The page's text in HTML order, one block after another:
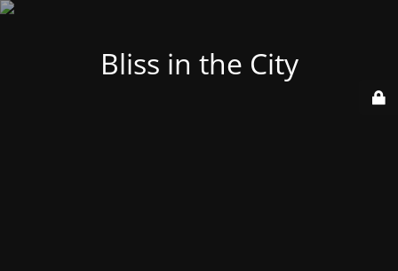
Bliss in the City